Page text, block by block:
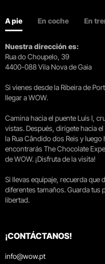
A pie En coche En
Nuestra dirección es:
Rua do Choupelo, 39
4400-088 Vila Nova de Gaia
Si vienes desde la Ribeira de
llegar a WOW.
Camina hacia el puente Luís I,
vistas. Después, dirígete hacia
la Rua Cândido dos Reis y luego
encontrarás The Chocolate
de WOW. ¡Disfruta de la visita!
Si llevas equipaje, recuerda que
diferentes tamaños. Guarda tus
libertad.
¡CONTÁCTANOS!
info@wow.pt